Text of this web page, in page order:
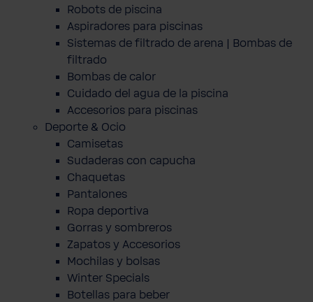
Robots de piscina
Aspiradores para piscinas
Sistemas de filtrado de arena | Bombas de
filtrado
Bombas de calor
Cuidado del agua de la piscina
Accesorios para piscinas
Deporte & Ocio
Camisetas
Sudaderas con capucha
Chaquetas
Pantalones
Ropa deportiva
Gorras y sombreros
Zapatos y Accesorios
Mochilas y bolsas
Winter Specials
Botellas para beber